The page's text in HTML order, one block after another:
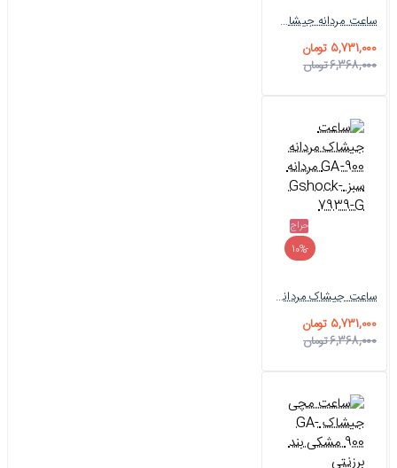
ساعت مردانه جیشاک GA-900 مردانه مشکی بند چریکی Gshock-7935-G
5,731,000 تومان
6,368,000 تومان
حراج
-10%
ساعت جیشاک مردانه GA-900 مردانه سبز Gshock-7939-G
5,731,000 تومان
6,368,000 تومان